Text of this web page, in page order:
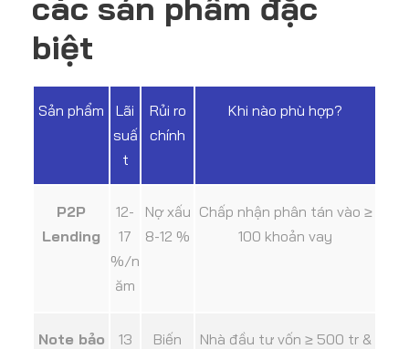
biệt
Sản phẩm
Lãi
suấ
t
Rủi ro
chính
Khi nào phù hợp?
P2P
Lending
12-
17
%/n
ăm
Nợ xấu
8-12 %
Chấp nhận phân tán vào ≥
100 khoản vay
Note bảo
13
Biến
Nhà đầu tư vốn ≥ 500 tr &